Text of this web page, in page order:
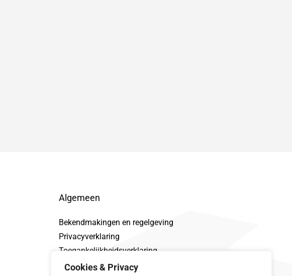
Cookies & Privacy
Algemeen
Bekendmakingen en regelgeving
Privacyverklaring
Toegankelijkheidsverklaring
Proclaimer